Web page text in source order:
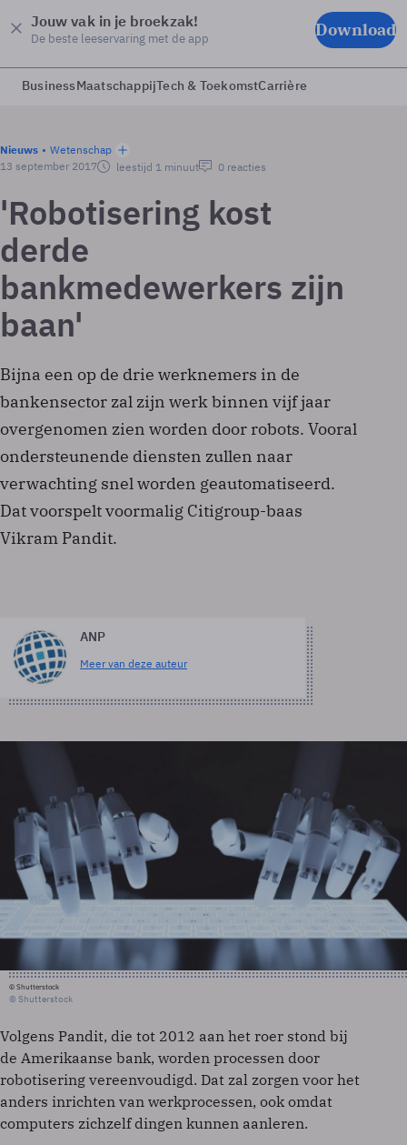
Jouw vak in je broekzak!
De beste leeservaring met de app Download
BusinessMaatschappijTech & ToekomstCarrière
Nieuws
Wetenschap
13 september 2017
leestijd 1 minuut 0 reacties
'Robotisering kost
derde
bankmedewerkers zijn
baan'
Bijna een op de drie werknemers in de
bankensector zal zijn werk binnen vijf jaar
overgenomen zien worden door robots. Vooral
ondersteunende diensten zullen naar
verwachting snel worden geautomatiseerd.
Dat voorspelt voormalig Citigroup-baas
Vikram Pandit.
ANP
Meer van deze auteur
© Shutterstock
© Shutterstock
Volgens Pandit, die tot 2012 aan het roer stond bij
de Amerikaanse bank, worden processen door
robotisering vereenvoudigd. Dat zal zorgen voor het
anders inrichten van werkprocessen, ook omdat
computers zichzelf dingen kunnen aanleren.